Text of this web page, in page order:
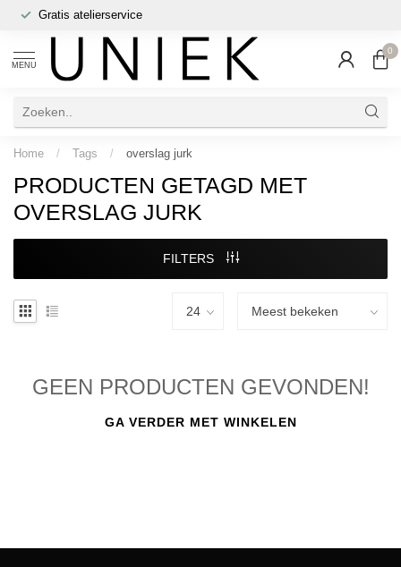
Gratis atelierservice
MENU
0
Home / Tags / overslag jurk
PRODUCTEN GETAGD MET
OVERSLAG JURK
FILTERS
GEEN PRODUCTEN GEVONDEN!
GA VERDER MET WINKELEN